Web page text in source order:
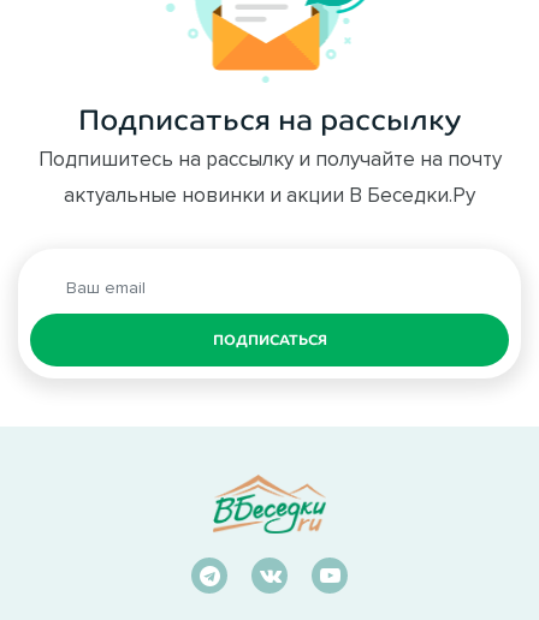
Подписаться на рассылку
Подпишитесь на рассылку и получайте на почту
актуальные новинки и акции В Беседки.Ру
ПОДПИСАТЬСЯ